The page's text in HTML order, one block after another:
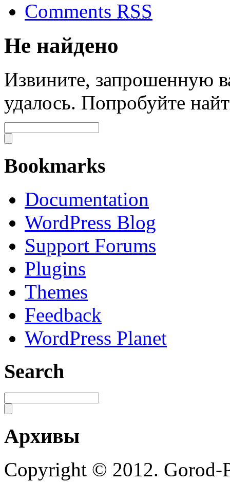
Comments RSS
Не найдено
Извините, запрошенную
удалось. Попробуйте
Bookmarks
Documentation
WordPress Blog
Support Forums
Plugins
Themes
Feedback
WordPress Planet
Search
Архивы
Copyright © 2012. Gorod-